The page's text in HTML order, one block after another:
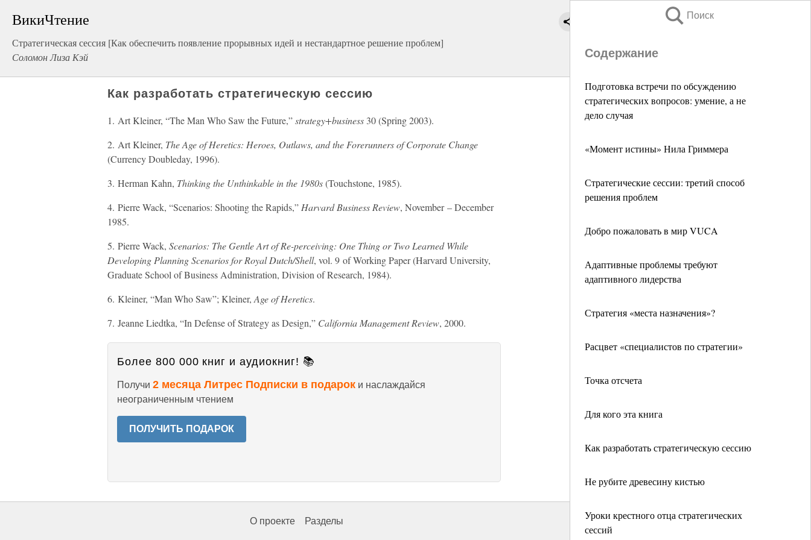
ВикиЧтение
Стратегическая сессия [Как обеспечить появление прорывных идей и нестандартное решение проблем]
Соломон Лиза Кэй
Поиск
Содержание
Подготовка встречи по обсуждению
стратегических вопросов: умение, а не
дело случая
«Момент истины» Нила Гриммера
Стратегические сессии: третий способ
решения проблем
Добро пожаловать в мир VUCA
Адаптивные проблемы требуют
адаптивного лидерства
Стратегия «места назначения»?
Расцвет «специалистов по стратегии»
Точка отсчета
Для кого эта книга
Как разработать стратегическую сессию
Не рубите древесину кистью
Уроки крестного отца стратегических
сессий
Как разработать стратегическую сессию
1. Art Kleiner, “The Man Who Saw the Future,”strategy+business 30 (Spring 2003).
2. Art Kleiner, The Age of Heretics: Heroes, Outlaws, and the Forerunners of Corporate Change
(Currency Doubleday, 1996).
3. Herman Kahn, Thinking the Unthinkable in the 1980s(Touchstone, 1985).
4. Pierre Wack, “Scenarios: Shooting the Rapids,” Harvard Business Review, November – December
1985.
5. Pierre Wack, Scenarios: The Gentle Art of Re-perceiving: One Thing or Two Learned While
Developing Planning Scenarios for Royal Dutch/Shell, vol. 9 of Working Paper (Harvard University,
Graduate School of Business Administration, Division of Research, 1984).
6. Kleiner, “Man Who Saw”; Kleiner, Age of Heretics.
7. Jeanne Liedtka, “In Defense of Strategy as Design,” California Management Review, 2000.
Более 800 000 книг и аудиокниг! 📚
Получи 2 месяца Литрес Подписки в подарок и наслаждайся
неограниченным чтением
ПОЛУЧИТЬ ПОДАРОК
О проекте Разделы